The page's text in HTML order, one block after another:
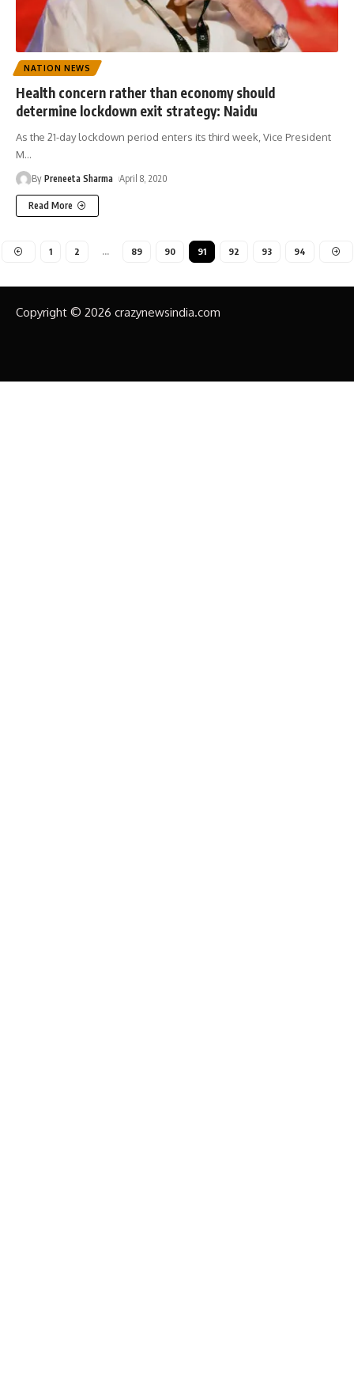
NATION NEWS
Health concern rather than economy should
determine lockdown exit strategy: Naidu
As the 21-day lockdown period enters its third week, Vice President
M…
By Preneeta Sharma April 8, 2020
Read More
1 2 … 89 90 91 92 93 94
Copyright © 2026 crazynewsindia.com